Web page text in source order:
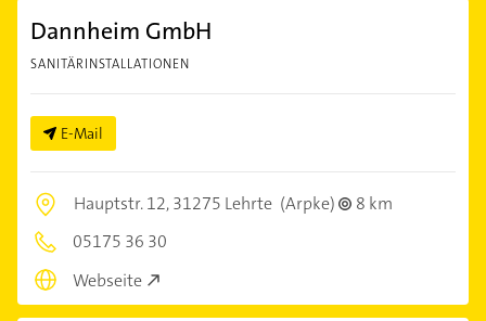
Dannheim GmbH
SANITÄRINSTALLATIONEN
E-Mail
Hauptstr. 12,31275 Lehrte (Arpke)
8 km
05175 36 30
Webseite